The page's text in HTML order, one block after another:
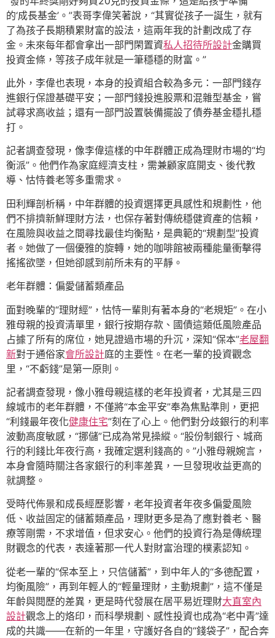
的‘成長基金’。”表哥李偉笑著說，“其實從孩子一誕生，就有
了為孩子長期積累財富的設法，這兩年我的計劃改成了存
金。未來每年都會拿出一部門閑置資私人招待所設計金購買
投資金條，等孩子成年就是一筆穩穩的財富。”
此外，李偉也表現，本身的投資組合較為多元：一部門錢存
進銀行保證基礎平安；一部門錢投進股票和混雜型基金，嘗
試尋求高收益；還有一部門設置裝備擺設了債券基金穩扎穩
打。
記者調查發現，像李偉這樣的中年群體正成為理財市場的“均
衡派”。他們作為家庭經濟支柱，需兼顧家庭開支、後代教
導、怙恃養老等多重需求。
田利輝剖析稱，中年群體的投資選擇更具感性和規劃性，他
們不排擠新鮮理財方法，也保存著對傳統穩健資產的信賴，
在風險與收益之間尋找最佳均衡點，是典範的“規劃型”投資
者。她做了一個優雅的旋轉，她的咖啡館被兩種能量衝擊得
搖搖欲墜，但她卻感到前所未有的平靜。
老年群體：偏愛儲蓄類產品
面對晚輩的“理財經”，怙恃一輩則有著本身的“老規矩”。在小
雅母親的投資清單里，銀行按期存款、國債這類低風險產品
占據了所有的席位，她見證過市場的升沉，深知“保本”老屋翻
新對于通俗家會所設計庭的主要性。在老一輩的投資觀念
里，“不虧錢”是第一原則。
記者調查發現，像小雅母親這樣的老年投資者，尤其是三四
線城市的老年群體，不僅將“本金平安”奉為焦點準則，更把
“利錢最年夜化健康住宅”刻在了心上。他們對分歧銀行的利率
波動高度敏感，“挪儲”已成為常見操縱。“股份制銀行、城商
行的利錢比年夜行高，我確定選利錢高的。”小雅母親婉言，
本身會隨時關注各家銀行的利率差異，一旦發現收益更高的
就調整。
受時代佈景和成長經歷影響，老年投資者年夜多偏愛風險
低、收益固定的儲蓄類產品，理財更多是為了應對養老、醫
療等剛需，不求增值，但求安心。他們的投資行為是傳統理
財觀念的代表，表達著那一代人對財富治理的樸素認知。
從老一輩的“保本至上，只信儲蓄”，到中年人的“多德配置，
均衡風險”，再到年輕人的“輕量理財，主動規劃”，這不僅是
年齡與閱歷的差異，更是時代發展在居平易近理財大直室內
設計觀念上的烙印，而科學規劃、感性投資也成為“老中青”達
成的共識——在新的一年里，守護好各自的“錢袋子”，配合奔